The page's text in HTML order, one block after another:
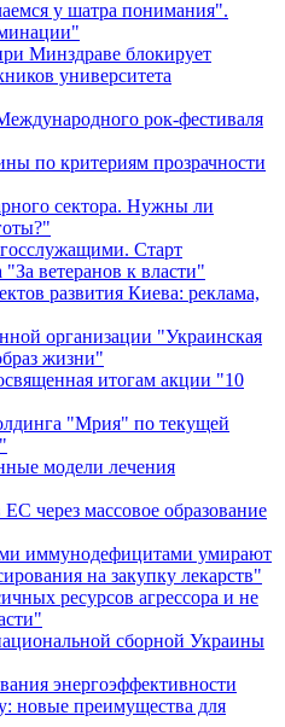
у шатра понимания".
Минздраве блокирует
университета
рок-фестиваля
по критериям прозрачности
сектора. Нужны ли
Старт
"За ветеранов к власти"
развития Киева: реклама,
организации "Украинская
жизни"
итогам акции "10
"Мрия" по текущей
модели лечения
через массовое образование
иммунодефицитами умирают
на закупку лекарств"
ресурсов агрессора и не
сборной Украины
энергоэффективности
новые преимущества для